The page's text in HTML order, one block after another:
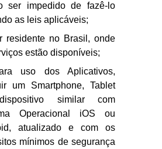
ser impedido de fazê-lo
as leis aplicáveis;
residente no Brasil, onde
estão disponíveis;
uso dos Aplicativos,
um Smartphone, Tablet
similar com
Operacional iOS ou
atualizado e com os
mínimos de segurança